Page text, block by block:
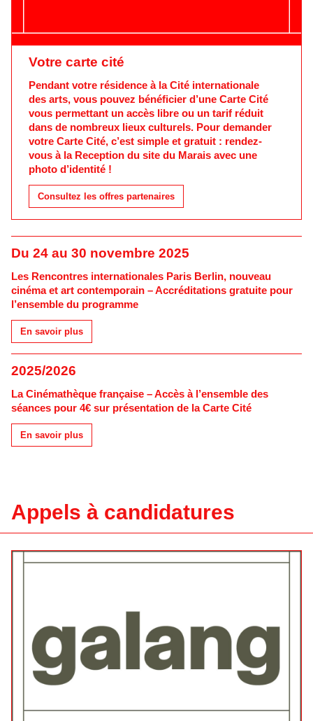
Votre carte cité
Pendant votre résidence à la Cité internationale
des arts, vous pouvez bénéficier d’une Carte Cité
vous permettant un accès libre ou un tarif réduit
dans de nombreux lieux culturels. Pour demander
votre Carte Cité, c’est simple et gratuit : rendez-
vous à la Reception du site du Marais avec une
photo d’identité !
Consultez les offres partenaires
Du 24 au 30 novembre 2025
Les Rencontres internationales Paris Berlin, nouveau
cinéma et art contemporain – Accréditations gratuite pour
l’ensemble du programme
En savoir plus
2025/2026
La Cinémathèque française – Accès à l’ensemble des
séances pour 4€ sur présentation de la Carte Cité
En savoir plus
Appels à candidatures